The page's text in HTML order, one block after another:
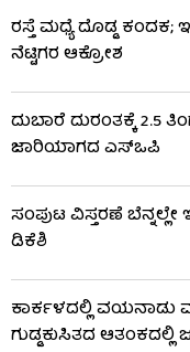
ರಸ್ತೆ ಮಧ್ಯೆ ದೊಡ್ಡ ಕಂದಕ;
ನೆಟ್ಟಿಗರ ಆಕ್ರೋಶ
ದುಬಾರೆ ದುರಂತಕ್ಕೆ 2.5
ಜಾರಿಯಾಗದ ಎಸ್‌ಒಪಿ
ಸಂಪುಟ ವಿಸ್ತರಣೆ ಬೆನ್ನಲ್ಲೇ
ಡಿಕೆಶಿ
ಕಾರ್ಕಳದಲ್ಲಿ ವಯನಾಡು
ಗುಡ್ಡಕುಸಿತದ ಆತಂಕದಲ್ಲಿ